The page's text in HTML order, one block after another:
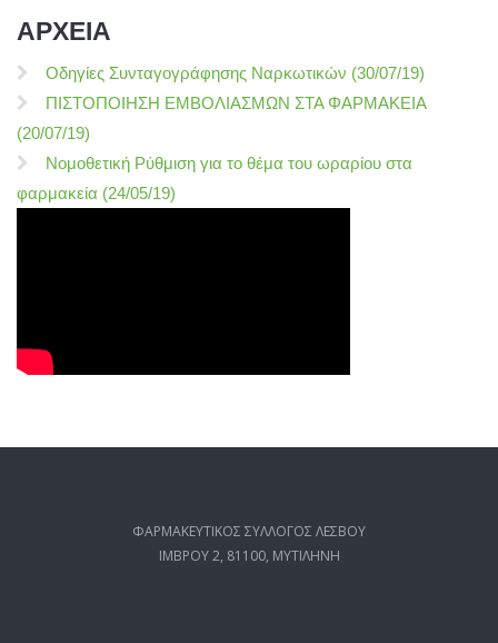
ΑΡΧΕΙΑ
Οδηγίες Συνταγογράφησης Ναρκωτικών (30/07/19)
ΠΙΣΤΟΠΟΙΗΣΗ ΕΜΒΟΛΙΑΣΜΩΝ ΣΤΑ ΦΑΡΜΑΚΕΙΑ
(20/07/19)
Νομοθετική Ρύθμιση για το θέμα του ωραρίου στα
φαρμακεία (24/05/19)
ΦΑΡΜΑΚΕΥΤΙΚΟΣ ΣΥΛΛΟΓΟΣ ΛΕΣΒΟΥ
ΙΜΒΡΟΥ 2, 81100, ΜΥΤΙΛΗΝΗ